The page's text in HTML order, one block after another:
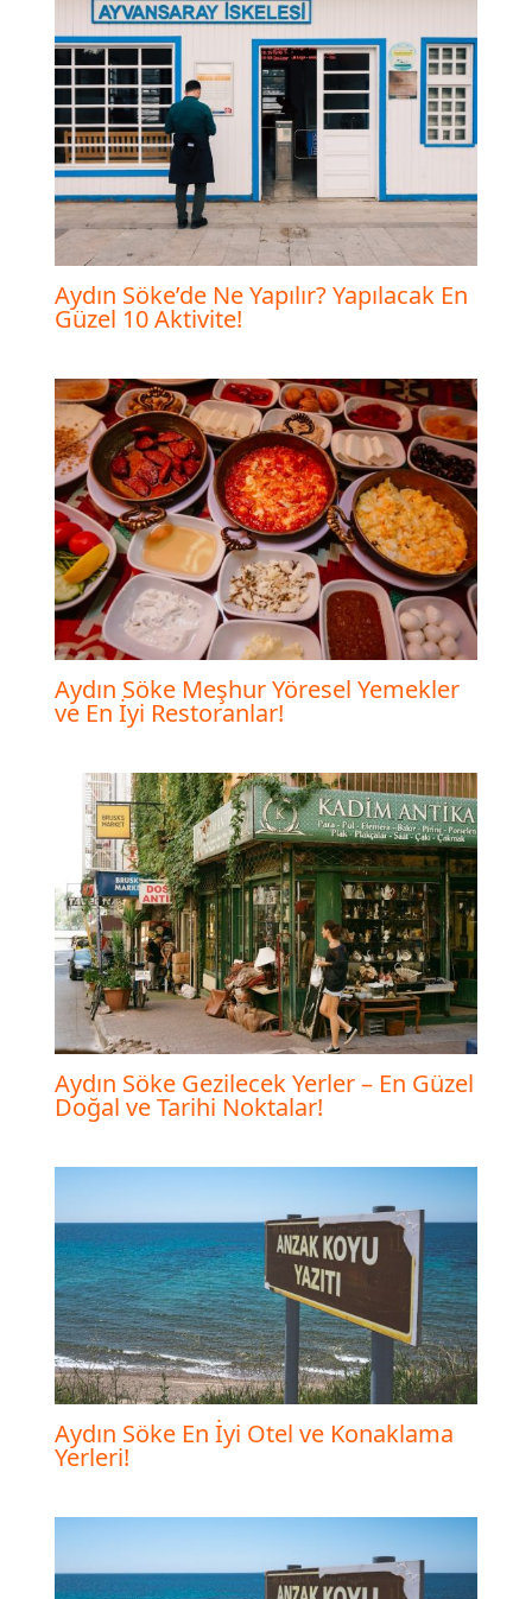
Aydın Söke’de Ne Yapılır? Yapılacak En
Güzel 10 Aktivite!
Aydın Söke Meşhur Yöresel Yemekler
ve En İyi Restoranlar!
Aydın Söke Gezilecek Yerler – En Güzel
Doğal ve Tarihi Noktalar!
Aydın Söke En İyi Otel ve Konaklama
Yerleri!